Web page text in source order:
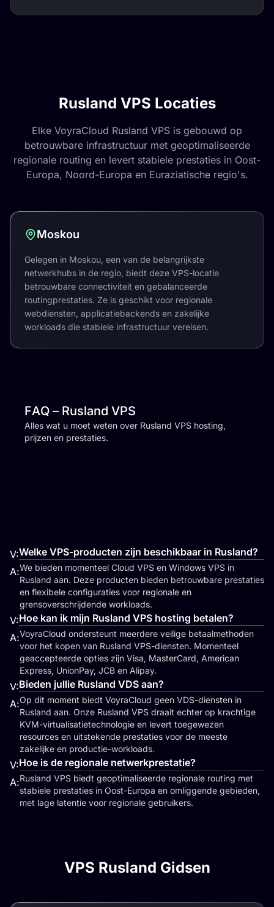
Rusland VPS Locaties
Elke VoyraCloud Rusland VPS is gebouwd op
betrouwbare infrastructuur met geoptimaliseerde
regionale routing en levert stabiele prestaties in Oost-
Europa, Noord-Europa en Euraziatische regio's.
Moskou
Gelegen in Moskou, een van de belangrijkste
netwerkhubs in de regio, biedt deze VPS-locatie
betrouwbare connectiviteit en gebalanceerde
routingprestaties. Ze is geschikt voor regionale
webdiensten, applicatiebackends en zakelijke
workloads die stabiele infrastructuur vereisen.
FAQ – Rusland VPS
Alles wat u moet weten over Rusland VPS hosting,
prijzen en prestaties.
V:Welke VPS-producten zijn beschikbaar in Rusland?
A:We bieden momenteel Cloud VPS en Windows VPS in
Rusland aan. Deze producten bieden betrouwbare prestaties
en flexibele configuraties voor regionale en
grensoverschrijdende workloads.
V:Hoe kan ik mijn Rusland VPS hosting betalen?
A:VoyraCloud ondersteunt meerdere veilige betaalmethoden
voor het kopen van Rusland VPS-diensten. Momenteel
geaccepteerde opties zijn Visa, MasterCard, American
Express, UnionPay, JCB en Alipay.
V:Bieden jullie Rusland VDS aan?
A:Op dit moment biedt VoyraCloud geen VDS-diensten in
Rusland aan. Onze Rusland VPS draait echter op krachtige
KVM-virtualisatietechnologie en levert toegewezen
resources en uitstekende prestaties voor de meeste
zakelijke en productie-workloads.
V:Hoe is de regionale netwerkprestatie?
A:Rusland VPS biedt geoptimaliseerde regionale routing met
stabiele prestaties in Oost-Europa en omliggende gebieden,
met lage latentie voor regionale gebruikers.
VPS Rusland Gidsen